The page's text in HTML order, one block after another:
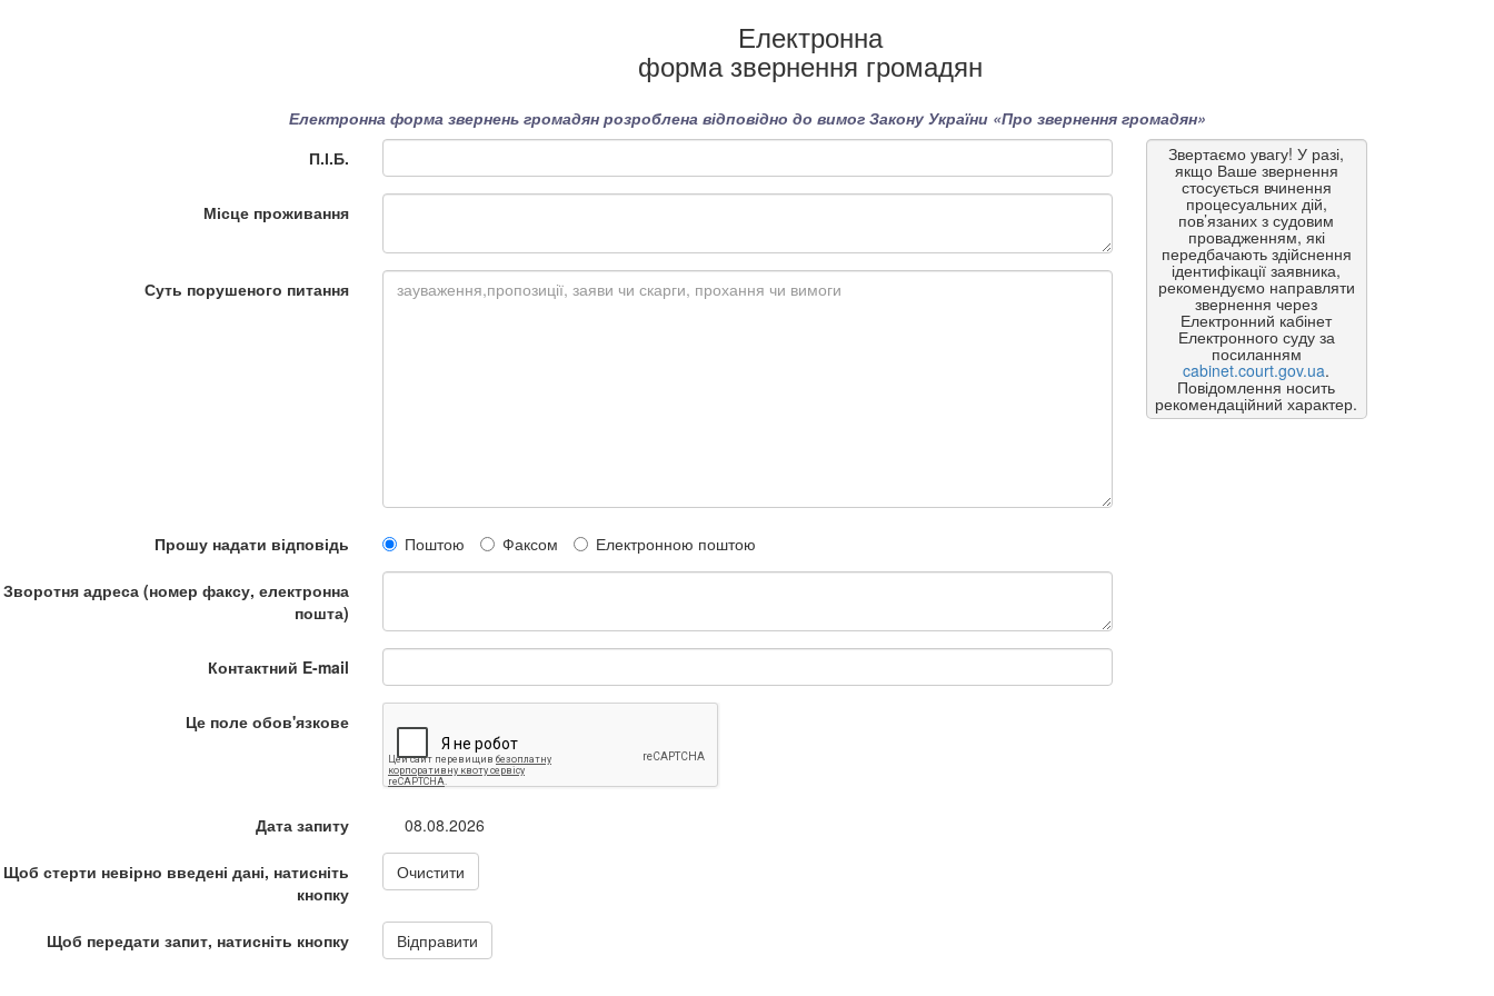
Електронна
форма звернення громадян
Електронна форма звернень громадян розроблена відповідно до вимог Закону України «Про звернення громадян»
П.І.Б.
Місце проживання
Суть порушеного питання
Прошу надати відповідь Поштою Факсом Електронною поштою
Зворотня адреса (номер факсу, електронна
пошта)
Контактний E-mail
Це поле обов'язкове
Дата запиту 08.08.2026
Щоб стерти невірно введені дані, натисніть
кнопку
Очистити
Щоб передати запит, натисніть кнопку Відправити
Звертаємо увагу! У разі,
якщо Ваше звернення
стосується вчинення
процесуальних дій,
пов’язаних з судовим
провадженням, які
передбачають здійснення
ідентифікації заявника,
рекомендуємо направляти
звернення через
Електронний кабінет
Електронного суду за
посиланням
cabinet.court.gov.ua.
Повідомлення носить
рекомендаційний характер.